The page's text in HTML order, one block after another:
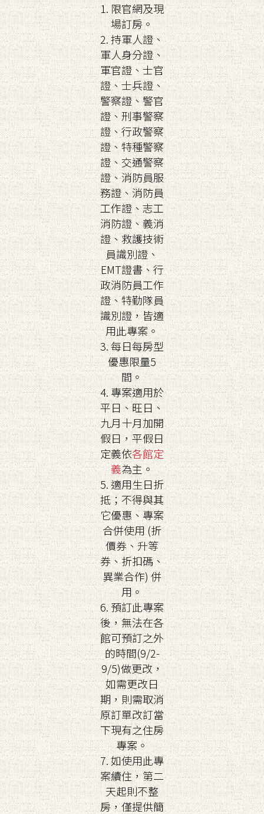
1. 限官網及現
場訂房。
2. 持軍人證、
軍人身分證、
軍官證、士官
證、士兵證、
警察證、警官
證、刑事警察
證、行政警察
證、特種警察
證、交通警察
證、消防員服
務證、消防員
工作證、志工
消防證、義消
證、救護技術
員識別證、
EMT證書、行
政消防員工作
證、特勤隊員
識別證，皆適
用此專案。
3. 每日每房型
優惠限量5
間。
4. 專案適用於
平日、旺日、
九月十月加開
假日，平假日
定義依各館定
義為主。
5. 適用生日折
抵；不得與其
它優惠、專案
合併使用 (折
價券、升等
券、折扣碼、
異業合作) 併
用。
6. 預訂此專案
後，無法在各
館可預訂之外
的時間(9/2-
9/5)做更改，
如需更改日
期，則需取消
原訂單改訂當
下現有之住房
專案。
7. 如使用此專
案續住，第二
天起則不整
房，僅提供簡